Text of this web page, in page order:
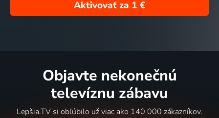
Aktivovať za 1 €
Objavte nekonečnú
televíznu zábavu
Lepšia.TV si obľúbilo už viac ako 140 000 zákazníkov.